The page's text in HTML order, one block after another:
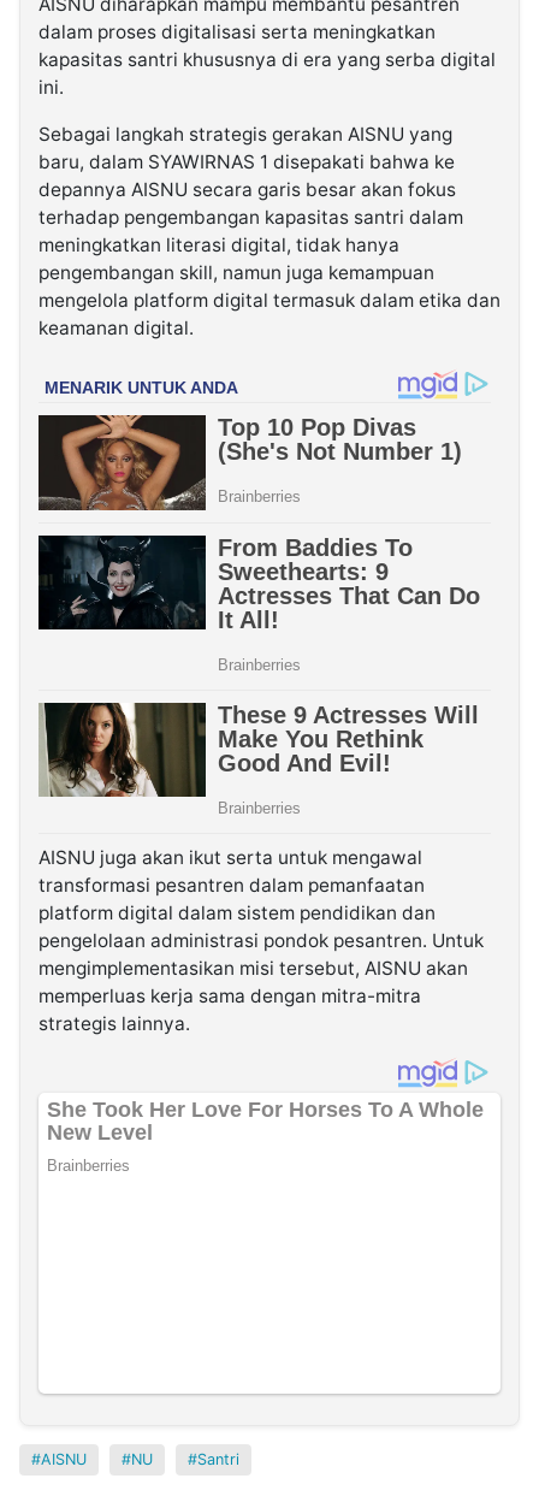
AISNU diharapkan mampu membantu pesantren
dalam proses digitalisasi serta meningkatkan
kapasitas santri khususnya di era yang serba digital
ini.
Sebagai langkah strategis gerakan AISNU yang
baru, dalam SYAWIRNAS 1 disepakati bahwa ke
depannya AISNU secara garis besar akan fokus
terhadap pengembangan kapasitas santri dalam
meningkatkan literasi digital, tidak hanya
pengembangan skill, namun juga kemampuan
mengelola platform digital termasuk dalam etika dan
keamanan digital.
AISNU juga akan ikut serta untuk mengawal
transformasi pesantren dalam pemanfaatan
platform digital dalam sistem pendidikan dan
pengelolaan administrasi pondok pesantren. Untuk
mengimplementasikan misi tersebut, AISNU akan
memperluas kerja sama dengan mitra-mitra
strategis lainnya.
AISNU NU Santri